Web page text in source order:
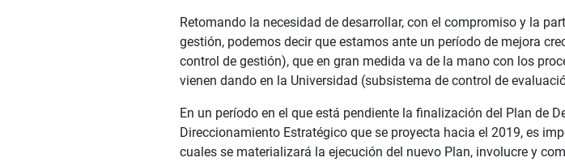
Retomando la necesidad de desarrollar, con el compromiso y la
gestión, podemos decir que estamos ante un período de mejora
control de gestión), que en gran medida va de la mano con los
vienen dando en la Universidad (subsistema de control de
En un período en el que está pendiente la finalización del Plan de
Direccionamiento Estratégico que se proyecta hacia el 2019, es
cuales se materializará la ejecución del nuevo Plan, involucre y